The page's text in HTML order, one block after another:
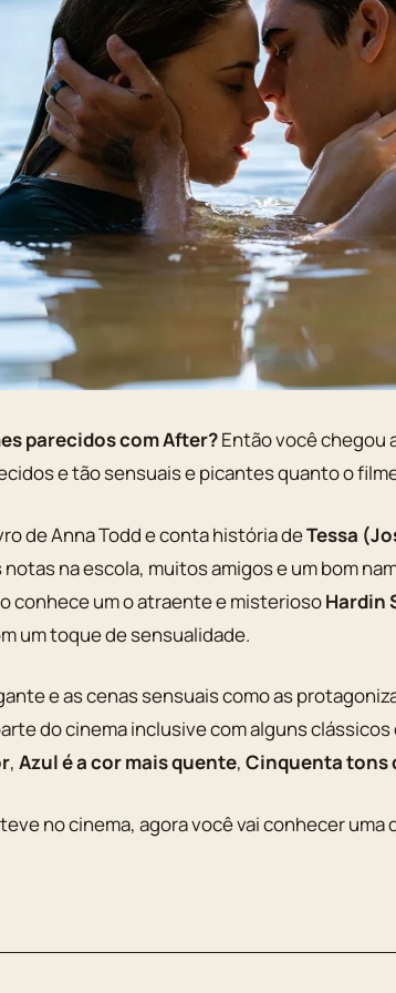
parecidos com After?Então você chegou
e tão sensuais e picantes quanto o
de Anna Todd e conta história deTessa
na escola, muitos amigos e um bom
conhece um o atraente e misteriosoHardin
um toque de sensualidade.
e as cenas sensuais como as
do cinema inclusive com alguns
, Azul é a cor mais quente, Cinquenta tons
no cinema, agora você vai conhecer